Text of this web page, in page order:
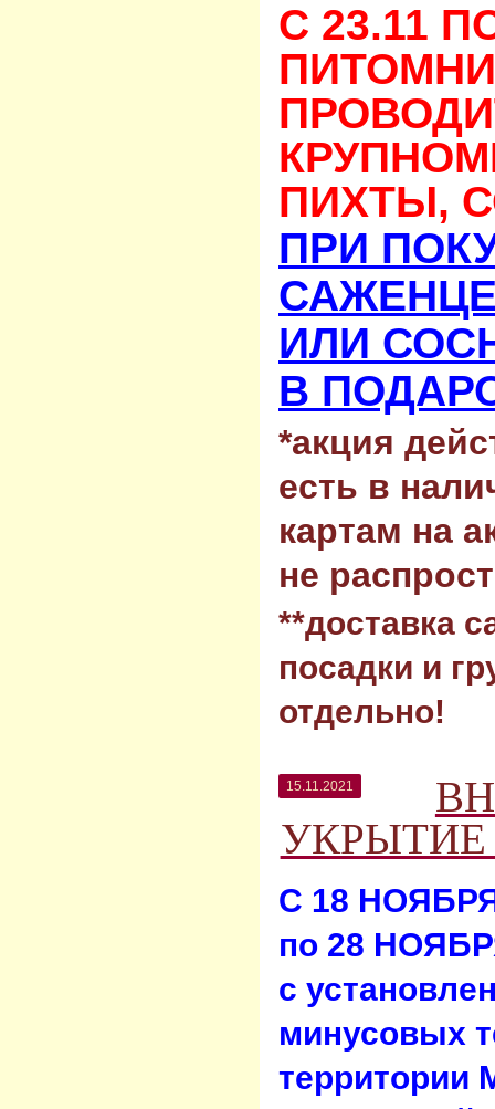
С 23.11
ПИХТЫ,
ПРИ
ИЛИ
В
*акция
есть в
картам на
не
**доставка
посадки и
отдельно!
15.11.2021
УКРЫТИЕ
С 18 НОЯБРЯ
по 28
с
минусовых
территории